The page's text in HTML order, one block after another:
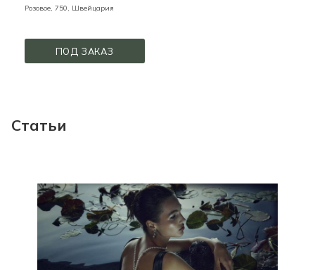
Розовое, 750, Швейцария
ПОД ЗАКАЗ
Статьи